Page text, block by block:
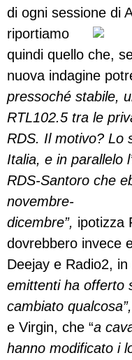
di ogni sessione di
riportiamo
quindi quello che,
nuova indagine
pressoché stabile,
RTL102.5 tra le
RDS. Il motivo? Lo
Italia, e in parallelo
RDS-Santoro che
novembre-
dicembre”, ipotizza
dovrebbero invece
Deejay e Radio2, in
emittenti ha offerto
cambiato qualcosa”,
e Virgin, che “a
hanno modificato i